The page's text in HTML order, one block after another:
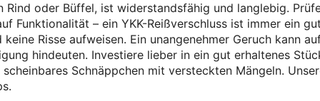
oder Büffel, ist widerstandsfähig und langlebig.
Funktionalität – ein YKK-Reißverschluss ist immer ein
Risse aufweisen. Ein unangenehmer Geruch kann
hindeuten. Investiere lieber in ein gut erhaltenes
Schnäppchen mit versteckten Mängeln.